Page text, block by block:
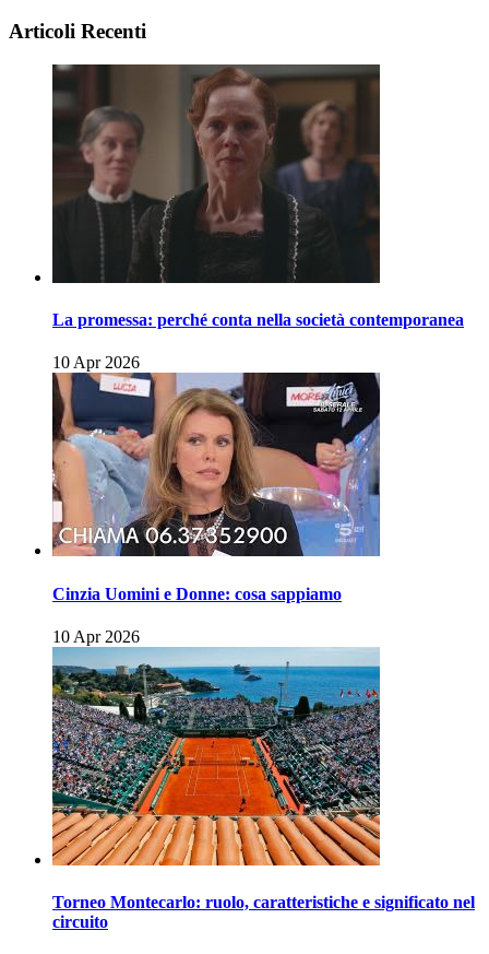
Articoli Recenti
La promessa: perché conta nella società contemporanea
10 Apr 2026
Cinzia Uomini e Donne: cosa sappiamo
10 Apr 2026
Torneo Montecarlo: ruolo, caratteristiche e significato nel
circuito